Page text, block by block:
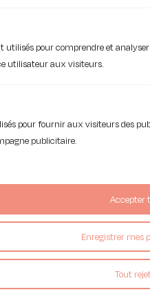
utilisés pour comprendre et
utilisateur aux visiteurs.
pour fournir aux visiteurs des
publicitaire.
Tout
Enregistrer mes
Accepter
migration est une
Faites-vous
1.4. La DWp de
iakaa recommande
car elle est la plus
fonctionnalités de
Celles-ci sont
l’intégrité des
télétravail : vous